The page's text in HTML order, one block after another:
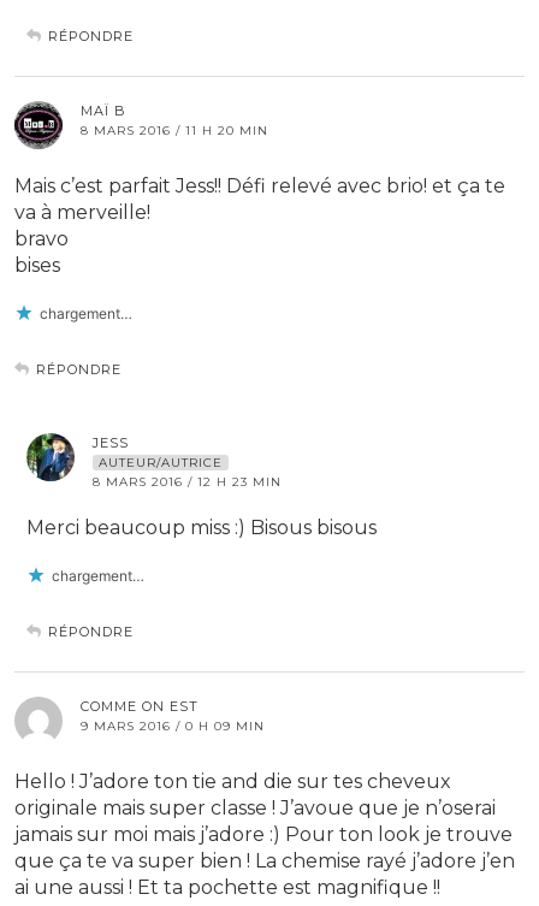
RÉPONDRE
MAÏ B
8 MARS 2016 / 11 H 20 MIN
Mais c’est parfait Jess!! Défi relevé avec brio! et ça te
va à merveille!
bravo
bises
chargement…
RÉPONDRE
JESS
AUTEUR/AUTRICE
8 MARS 2016 / 12 H 23 MIN
Merci beaucoup miss :) Bisous bisous
chargement…
RÉPONDRE
COMME ON EST
9 MARS 2016 / 0 H 09 MIN
Hello ! J’adore ton tie and die sur tes cheveux
originale mais super classe ! J’avoue que je n’oserai
jamais sur moi mais j’adore :) Pour ton look je trouve
que ça te va super bien ! La chemise rayé j’adore j’en
ai une aussi ! Et ta pochette est magnifique !!